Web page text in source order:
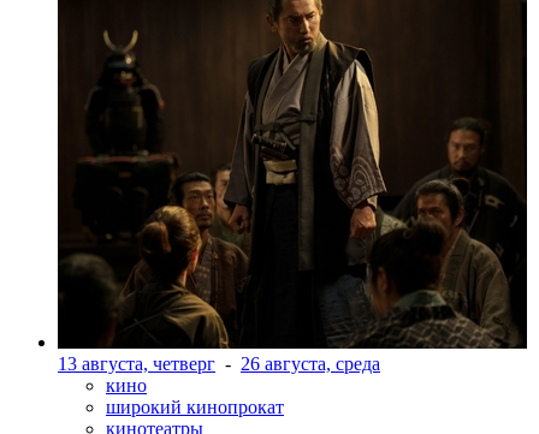
13 августа, четверг - 26 августа, среда
кино
широкий кинопрокат
кинотеатры